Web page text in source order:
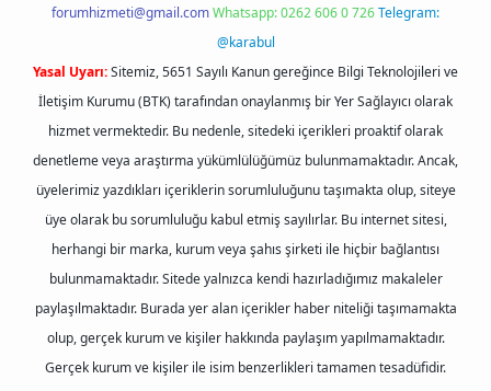
forumhizmeti@gmail.comWhatsapp: 0262 606 0 726Telegram:
@karabul
Yasal Uyarı:Sitemiz, 5651 Sayılı Kanun gereğince Bilgi Teknolojileri ve
İletişim Kurumu (BTK) tarafından onaylanmış bir Yer Sağlayıcı olarak
hizmet vermektedir. Bu nedenle, sitedeki içerikleri proaktif olarak
denetleme veya araştırma yükümlülüğümüz bulunmamaktadır. Ancak,
üyelerimiz yazdıkları içeriklerin sorumluluğunu taşımakta olup, siteye
üye olarak bu sorumluluğu kabul etmiş sayılırlar. Bu internet sitesi,
herhangi bir marka, kurum veya şahıs şirketi ile hiçbir bağlantısı
bulunmamaktadır. Sitede yalnızca kendi hazırladığımız makaleler
paylaşılmaktadır. Burada yer alan içerikler haber niteliği taşımamakta
olup, gerçek kurum ve kişiler hakkında paylaşım yapılmamaktadır.
Gerçek kurum ve kişiler ile isim benzerlikleri tamamen tesadüfidir.